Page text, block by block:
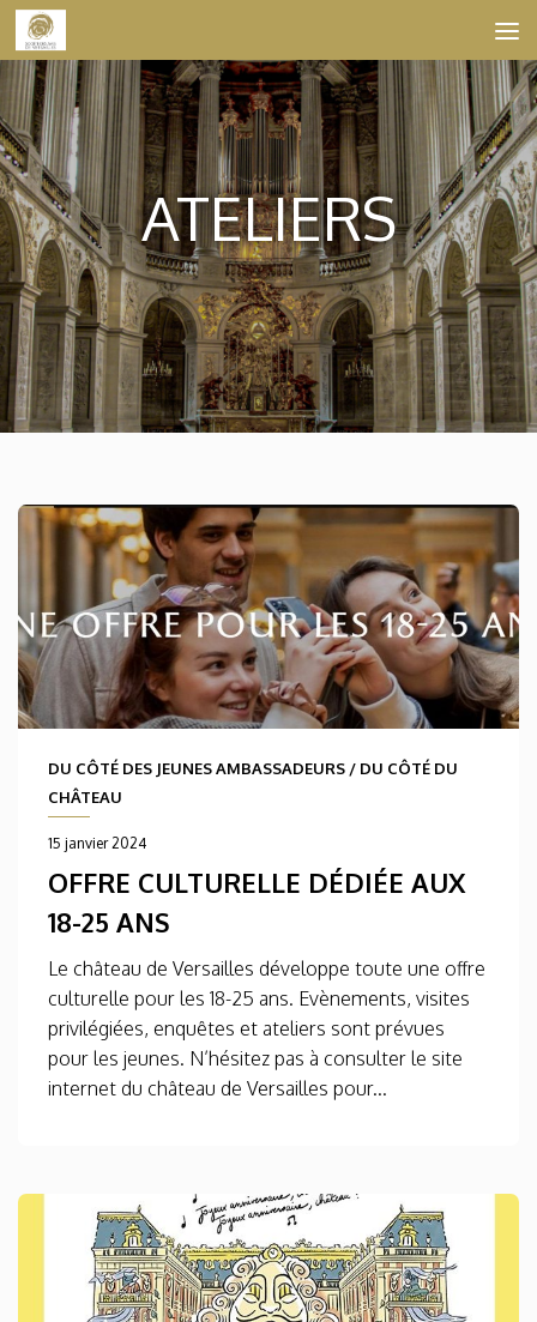
Skip to content
ATELIERS
DU CÔTÉ DES JEUNES AMBASSADEURS / DU CÔTÉ DU
CHÂTEAU
15 janvier 2024
OFFRE CULTURELLE DÉDIÉE AUX
18-25 ANS
Le château de Versailles développe toute une offre
culturelle pour les 18-25 ans. Evènements, visites
privilégiées, enquêtes et ateliers sont prévues
pour les jeunes. N’hésitez pas à consulter le site
internet du château de Versailles pour...